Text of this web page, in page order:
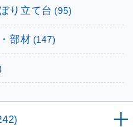
り立て台 (95)
部材 (147)